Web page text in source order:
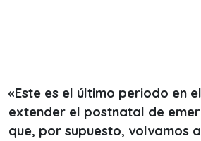
«Este es el último periodo en
extender el postnatal de
que, por supuesto, volvamos